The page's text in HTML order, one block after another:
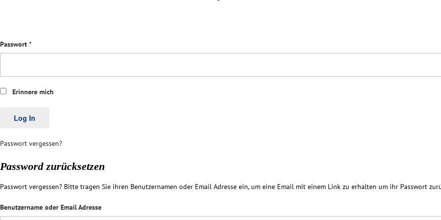
Passwort *
Erinnere mich
Passwort vergessen?
Password zurücksetzen
Passwort vergessen? Bitte tragen Sie ihren Benutzernamen oder Email Adresse ein, um eine Email mit einem Link zu erhalten um ihr Passwort
Benutzername oder Email Adresse